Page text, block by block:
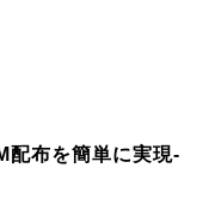
配布を簡単に実現-